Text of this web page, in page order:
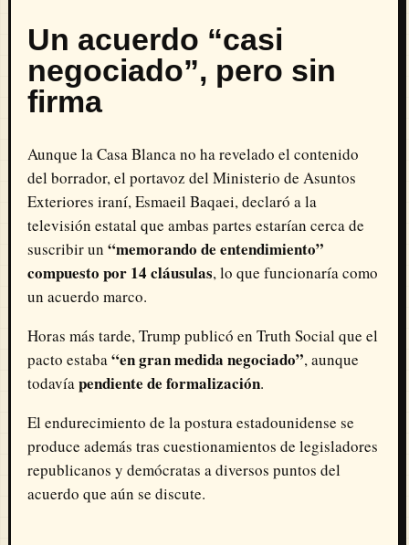
Un acuerdo “casi
negociado”, pero sin
firma
Aunque la Casa Blanca no ha revelado el contenido
del borrador, el portavoz del Ministerio de Asuntos
Exteriores iraní, Esmaeil Baqaei, declaró a la
televisión estatal que ambas partes estarían cerca de
suscribir un “memorando de entendimiento”
compuesto por 14 cláusulas, lo que funcionaría como
un acuerdo marco.
Horas más tarde, Trump publicó en Truth Social que el
pacto estaba“en gran medida negociado”, aunque
todavíapendiente de formalización.
El endurecimiento de la postura estadounidense se
produce además tras cuestionamientos de legisladores
republicanos y demócratas a diversos puntos del
acuerdo que aún se discute.